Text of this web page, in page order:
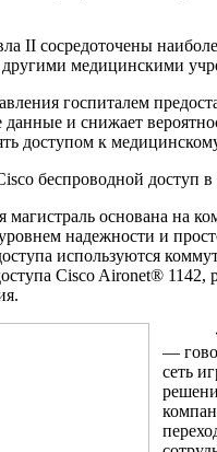
наиболее
другими медицинскими
госпиталем
и снижает
доступом к
доступ в
основана на
надежности и
используются
Cisco Aironet®
«Уже
—
сеть